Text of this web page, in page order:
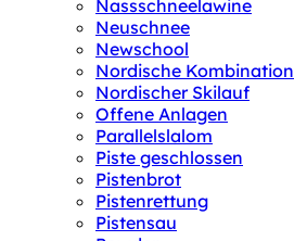
Nassschneelawine
Neuschnee
Newschool
Nordische Kombination
Nordischer Skilauf
Offene Anlagen
Parallelslalom
Piste geschlossen
Pistenbrot
Pistenrettung
Pistensau